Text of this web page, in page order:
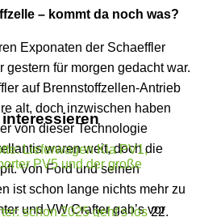
– kommt da noch was?
Exponaten der Schaeffler
gestern für morgen gedacht war.
auf Brennstoffzellen-Antrieb
alt, doch inzwischen haben
von dieser Technologie
waren weit, doch die
Von Ford und seinen
ist schon lange nichts mehr zu
und VW Crafter gab’s vor
schon 2025 geht’s los22.